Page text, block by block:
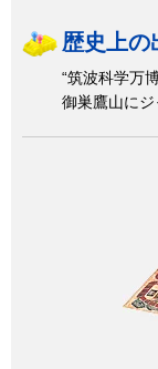
歴史上の
“筑波科学万博
御巣鷹山にジ